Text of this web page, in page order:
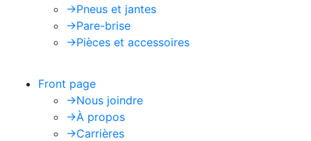
->Pneus et jantes
->Pare-brise
->Pièces et accessoires
Front page
->Nous joindre
->À propos
->Carrières